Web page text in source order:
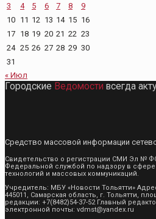
3
4 5 6 7 8
9
10 11 12 13 14 15 16
17 18 19 20 21 22 23
24 25 26 27 28 29 30
31
« Июл
Городские Ведомости всегда
Средство массовой информации
Свидетельство о регистрации СМИ Эл №
Федеральной службой по надзору в
технологий и массовых коммуникаций.
Учредитель: МБУ «Новости Тольятти»
445011, Самарская область, г. Тольятти,
редакции: +7(8482)54-37-52 Главный
электронной почты: vdmst@yandex.ru